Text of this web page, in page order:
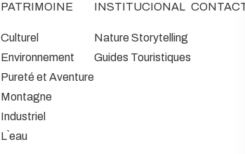
PATRIMOINE
Culturel
Environnement
Pureté et Aventure
Montagne
Industriel
L`eau
INSTITUCIONAL
Nature Storytelling
Guides Touristiques